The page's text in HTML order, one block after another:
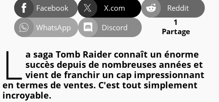
Facebook X.com
Reddit
WhatsApp
Discord
1
Partage
L a saga Tomb Raider connaît un énorme
succès depuis de nombreuses années et
vient de franchir un cap impressionnant
en termes de ventes. C'est tout simplement
incroyable.